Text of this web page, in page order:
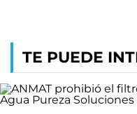
TE PUEDE